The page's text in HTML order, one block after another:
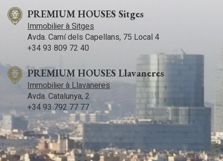
PREMIUM HOUSES Sitges
Immobilier à Sitges
Avda. Camí­ dels Capellans, 75 Local 4
+34 93 809 72 40
PREMIUM HOUSES Llavaneres
Immobilier à Llavaneres
Avda. Catalunya, 2
+34 93 792 77 77